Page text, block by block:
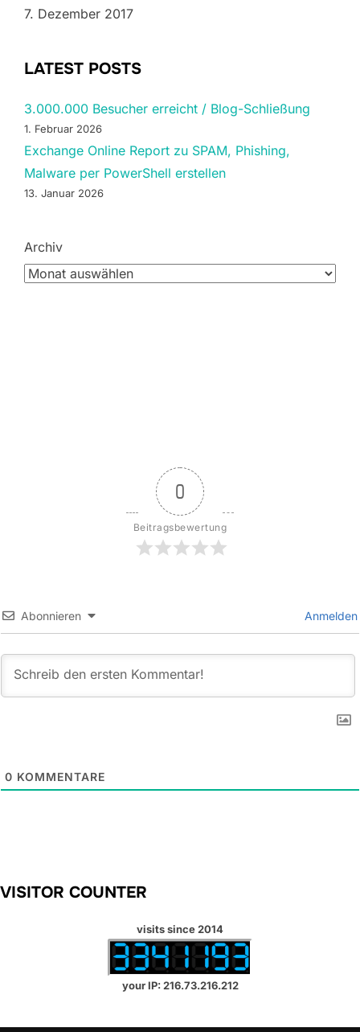
7. Dezember 2017
LATEST POSTS
3.000.000 Besucher erreicht / Blog-Schließung
1. Februar 2026
Exchange Online Report zu SPAM, Phishing,
Malware per PowerShell erstellen
13. Januar 2026
Archiv
0
Beitragsbewertung
Abonnieren Anmelden
0 KOMMENTARE
VISITOR COUNTER
visits since 2014
your IP: 216.73.216.212